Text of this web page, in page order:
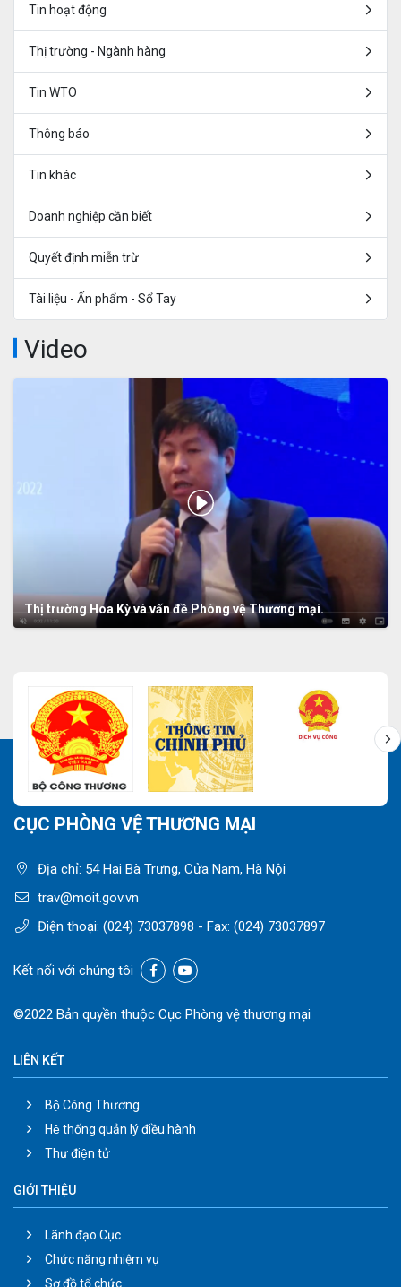
Tin hoạt động
Thị trường - Ngành hàng
Tin WTO
Thông báo
Tin khác
Doanh nghiệp cần biết
Quyết định miễn trừ
Tài liệu - Ấn phẩm - Sổ Tay
Video
Thị trường Hoa Kỳ và vấn đề Phòng vệ Thương mại.
CỤC PHÒNG VỆ THƯƠNG MẠI
Địa chỉ: 54 Hai Bà Trưng, Cửa Nam, Hà Nội
trav@moit.gov.vn
Điện thoại: (024) 73037898 - Fax: (024) 73037897
Kết nối với chúng tôi
©2022 Bản quyền thuộc Cục Phòng vệ thương mại
LIÊN KẾT
Bộ Công Thương
Hệ thống quản lý điều hành
Thư điện tử
GIỚI THIỆU
Lãnh đạo Cục
Chức năng nhiệm vụ
Sơ đồ tổ chức